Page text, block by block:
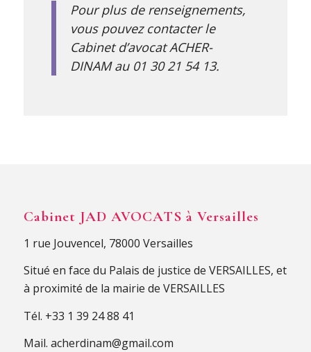
Pour plus de renseignements,
vous pouvez contacter le
Cabinet d’avocat ACHER-
DINAM au 01 30 21 54 13.
Cabinet JAD AVOCATS à Versailles
1 rue Jouvencel, 78000 Versailles
Situé en face du Palais de justice de VERSAILLES, et
à proximité de la mairie de VERSAILLES
Tél. +33 1 39 24 88 41
Mail. acherdinam@gmail.com